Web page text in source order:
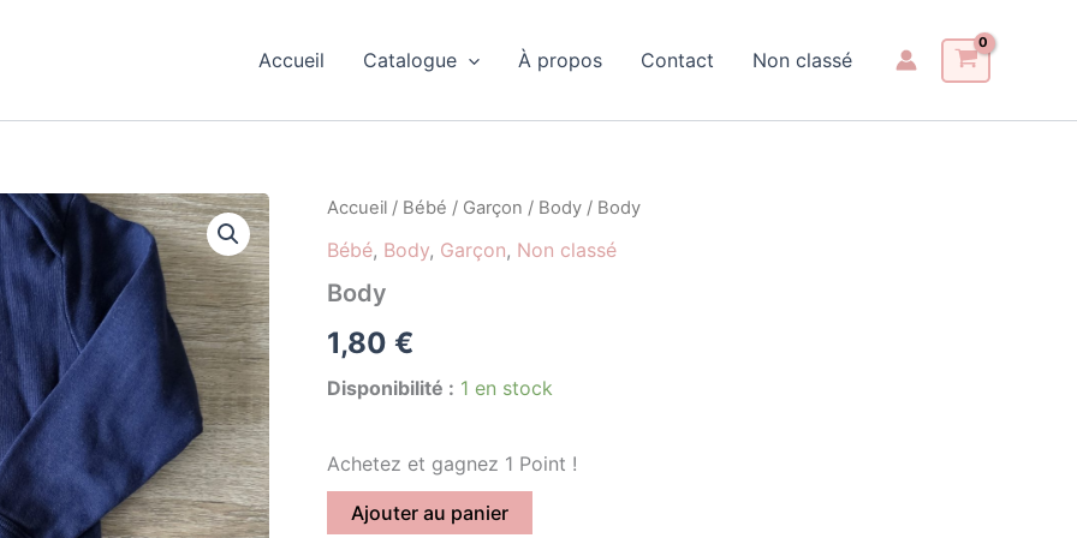
Accueil Catalogue À propos Contact Non classé
Accueil / Bébé / Garçon / Body / Body
Bébé, Body, Garçon, Non classé
Body
1,80 €
Disponibilité : 1 en stock
Achetez et gagnez 1 Point !
quantité
Body
Ajouter au panier